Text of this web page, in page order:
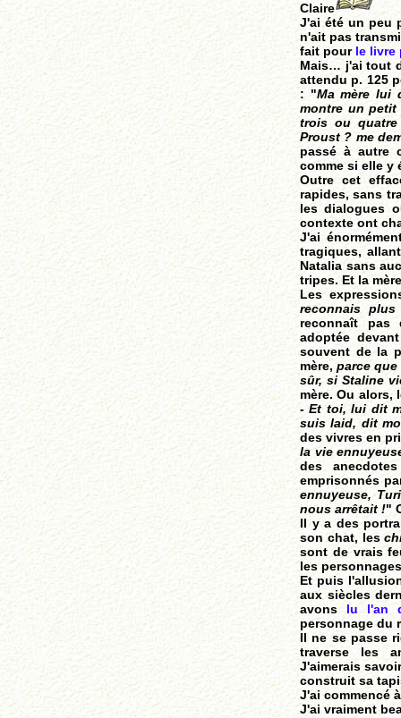
Claire
J'ai été un peu
n'ait pas
fait pour le livre
Mais… j'ai tout
attendu p. 125
: "Ma mère lui
montre un petit
trois ou quatre
Proust ? me
passé à autre
comme si elle y
Outre cet
rapides, sans
les dialogues
contexte ont
J'ai
tragiques,
Natalia sans
tripes. Et la
Les
reconnais plus
reconnaît pas
adoptée
souvent de la
mère, parce
sûr, si Staline
mère. Ou alors,
- Et toi, lui dit
suis laid, dit
des vivres en
la vie
des
emprisonnés
ennuyeuse,
nous arrêtait !"
Il y a des
son chat, les
sont de vrais
les
Et puis
aux siècles
avonslu l'an
personnage du
Il ne se passe
traverse les
J'aimerais
construit sa
J'ai commencé
J'ai vraiment